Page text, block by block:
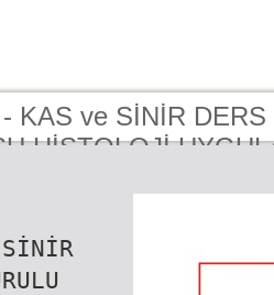
KAS ve SİNİR
HİSTOLOJİ